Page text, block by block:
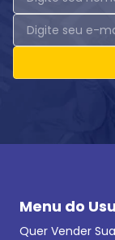
Menu do
Quer Vender